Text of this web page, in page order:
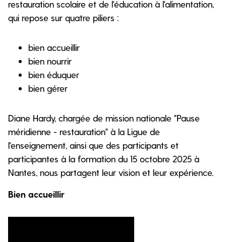
restauration scolaire et de l'éducation à l'alimentation,
qui repose sur quatre piliers :
bien accueillir
bien nourrir
bien éduquer
bien gérer
Diane Hardy, chargée de mission nationale "Pause
méridienne - restauration" à la Ligue de
l'enseignement, ainsi que des participants et
participantes à la formation du 15 octobre 2025 à
Nantes, nous partagent leur vision et leur expérience.
Bien accueillir